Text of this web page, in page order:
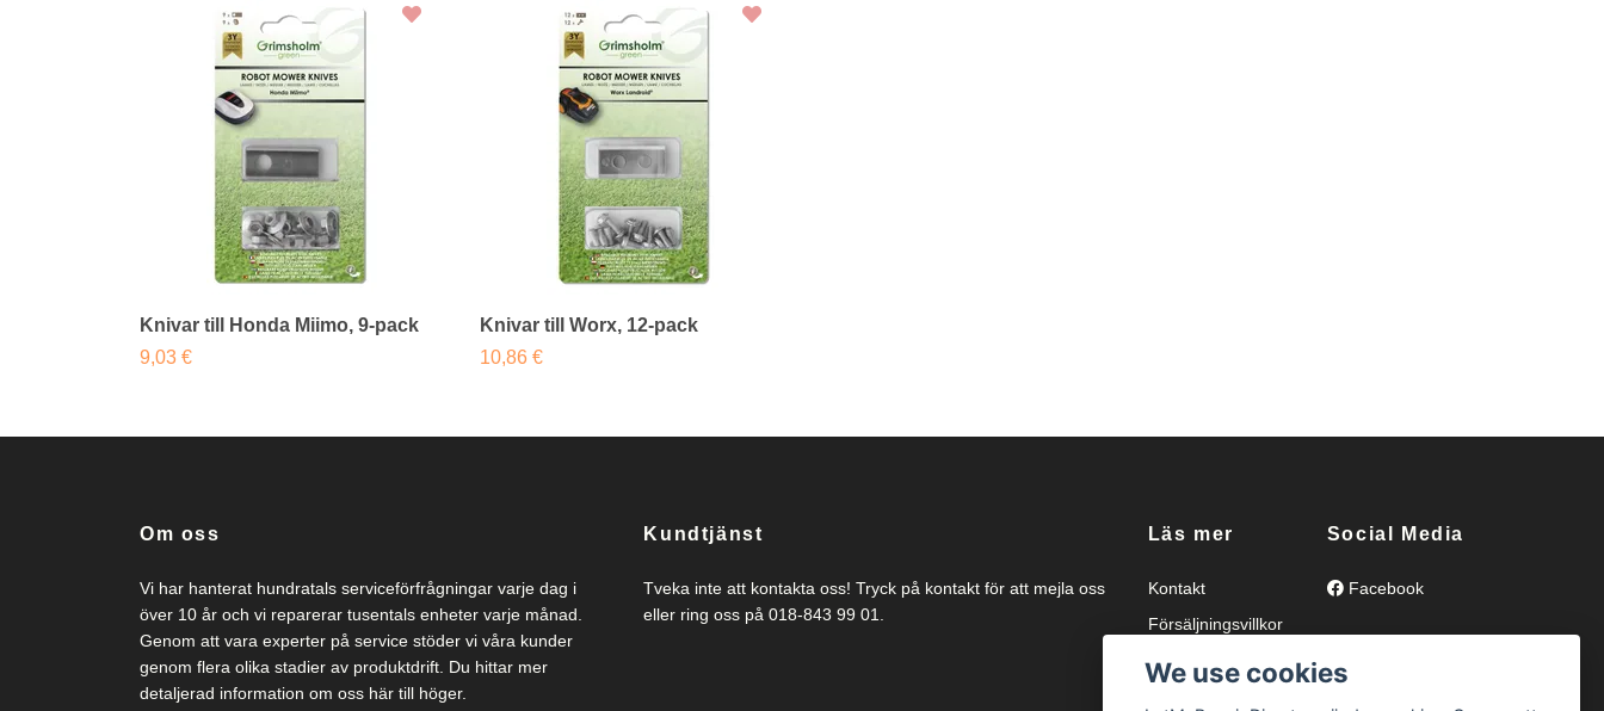
Knivar till Honda Miimo, 9-pack
9,03 €
Knivar till Worx, 12-pack
10,86 €
Om oss
Vi har hanterat hundratals serviceförfrågningar varje dag i
över 10 år och vi reparerar tusentals enheter varje månad.
Genom att vara experter på service stöder vi våra kunder
genom flera olika stadier av produktdrift. Du hittar mer
detaljerad information om oss här till höger.
Kundtjänst
Tveka inte att kontakta oss! Tryck på kontakt för att mejla oss
eller ring oss på 018-843 99 01.
Läs mer
Kontakt
Försäljningsvillkor
Integritetspolicy
Social Media
Facebook
We use cookies